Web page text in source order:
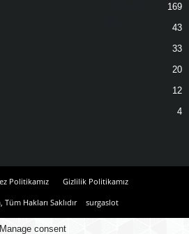
169
43
33
20
12
4
Politikamız
Gizlilik Politikamız
Hakları Saklıdır
surgaslot
Manage consent